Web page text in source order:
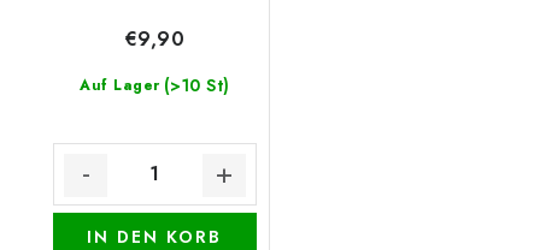
Auf Lager (>10 St)
€9,90
IN DEN KORB